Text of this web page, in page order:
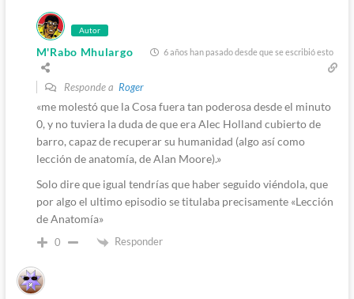
Autor
M'Rabo Mhulargo 6 años han pasado desde que se escribió esto
Responde a Roger
«me molestó que la Cosa fuera tan poderosa desde el minuto
0, y no tuviera la duda de que era Alec Holland cubierto de
barro, capaz de recuperar su humanidad (algo así como
lección de anatomía, de Alan Moore).»
Solo dire que igual tendrías que haber seguido viéndola, que
por algo el ultimo episodio se titulaba precisamente «Lección
de Anatomía»
0 Responder